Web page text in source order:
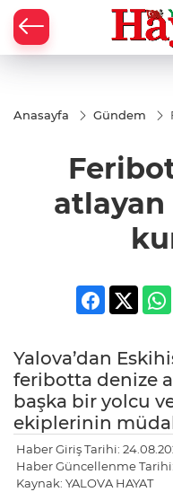
Anasayfa Gündem
atlayan
Yalova’dan
feribotta denize
başka bir yolcu
ekiplerinin
Haber Giriş Tarihi:
Haber Güncellenme
Kaynak: YALOVA HAYAT